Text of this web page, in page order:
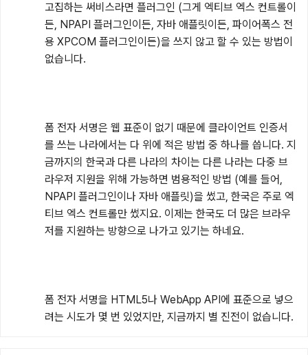
고집하는 써비스라면 플러그인 (그게 엑티브 엑스 컨트롤이
든, NPAPI 플러그인이든, 자바 애플릿이든, 파이어폭스 전
용 XPCOM 플러그인이든)을 쓰지 않고 할 수 있는 방법이
없습니다.
폼 전자 서명은 웹 표준이 없기 때문에 클라이언트 인증서
를 쓰는 나라에서는 다 위에 적은 방법 중 하나를 씁니다. 지
금까지의 한국과 다른 나라의 차이는 다른 나라는 다중 브
라우저 지원을 위해 가능하면 범용적인 방법 (예를 들어,
NPAPI 플러그인이나 자바 애플릿)을 썼고, 한국은 주로 엑
티브 엑스 컨트롤만 썼지요. 이제는 한국도 더 많은 브라우
저를 지원하는 방향으로 나가고 있기는 하네요.
폼 전자 서명을 HTML5나 WebApp API에 표준으로 넣으
려는 시도가 몇 번 있었지만, 지금까지 별 진전이 없습니다.